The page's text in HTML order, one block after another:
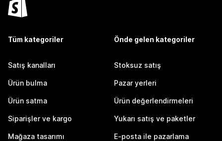
Tüm kategoriler
Satış kanalları
Ürün bulma
Ürün satma
Siparişler ve kargo
Mağaza tasarımı
Önde gelen kategoriler
Stoksuz satış
Pazar yerleri
Ürün değerlendirmeleri
Yukarı satış ve paketler
E-posta ile pazarlama